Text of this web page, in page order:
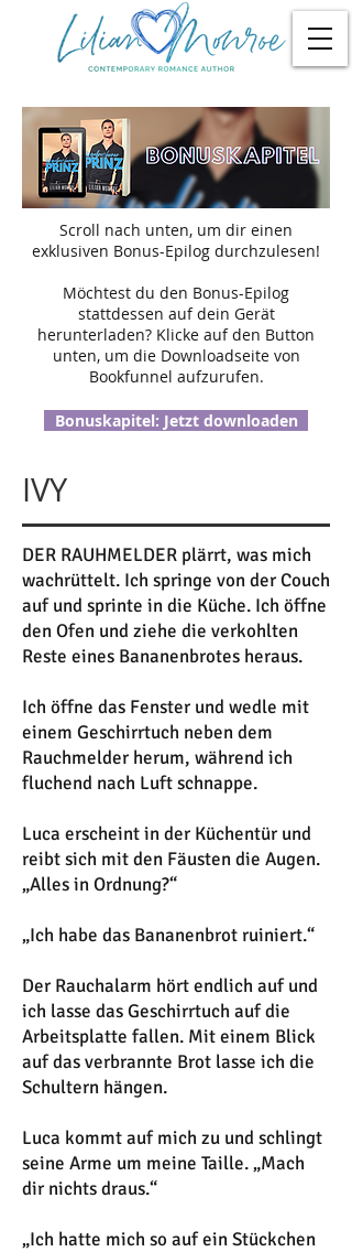
Scroll nach unten, um dir einen
exklusiven Bonus-Epilog durchzulesen!
Möchtest du den Bonus-Epilog
stattdessen auf dein Gerät
herunterladen? Klicke auf den Button
unten, um die Downloadseite von
Bookfunnel aufzurufen.
Bonuskapitel: Jetzt downloaden
IVY
DER RAUHMELDER plärrt, was mich
wachrüttelt. Ich springe von der Couch
auf und sprinte in die Küche. Ich öffne
den Ofen und ziehe die verkohlten
Reste eines Bananenbrotes heraus.
Ich öffne das Fenster und wedle mit
einem Geschirrtuch neben dem
Rauchmelder herum, während ich
fluchend nach Luft schnappe.
Luca erscheint in der Küchentür und
reibt sich mit den Fäusten die Augen.
„Alles in Ordnung?“
„Ich habe das Bananenbrot ruiniert.“
Der Rauchalarm hört endlich auf und
ich lasse das Geschirrtuch auf die
Arbeitsplatte fallen. Mit einem Blick
auf das verbrannte Brot lasse ich die
Schultern hängen.
Luca kommt auf mich zu und schlingt
seine Arme um meine Taille. „Mach
dir nichts draus.“
„Ich hatte mich so auf ein Stückchen